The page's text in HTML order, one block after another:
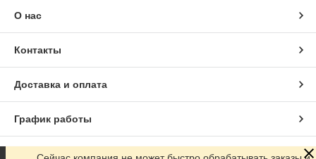
О нас
Контакты
Доставка и оплата
График работы
Полная версия сайта